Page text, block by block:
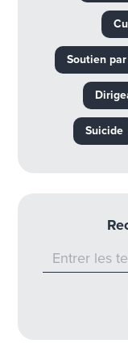
Soutien
Suicide